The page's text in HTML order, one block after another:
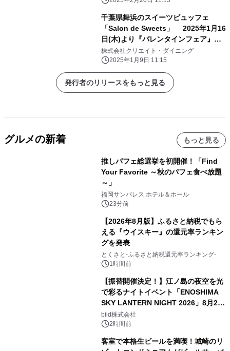
千葉県舞浜のスイーツビュッフェ
「Salon de Sweets」 2025年1月16
日(木)より『バレンタインフェア』開
催！ ～大切なあの人や自分へのご褒美
に～
株式会社クリエイト・ダイニング
2025年1月9日 11:15
発行者のリリースをもっと見る
グルメの新着 もっと見る
推しパフェ総選挙を初開催！「Find
Your Favorite ～秋のパフェ食べ放題
～」
福岡サンパレス ホテル＆ホール
23分前
【2026年8月版】ふるさと納税でもら
える『ウイスキー』の還元率ランキン
グを発表
とくさと-ふるさと納税還元率ランキング-
1時間前
【振替開催決定！】江ノ島の夜空を光
で彩るナイトイベント「ENOSHIMA
SKY LANTERN NIGHT 2026」8月22
日(土)振替開催＆受付スタート！
biid株式会社
2時間前
客室で本格生ビールを満喫！城崎のリ